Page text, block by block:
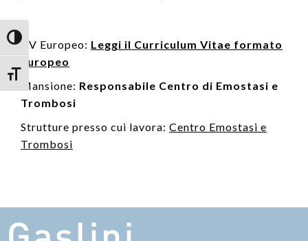
Attiva/disattiva alto contrasto
Attiva/disattiva dimensione testo
CV Europeo: Leggi il Curriculum Vitae formato
Europeo
Mansione: Responsabile Centro di Emostasi e
Trombosi
Strutture presso cui lavora: Centro Emostasi e
Trombosi